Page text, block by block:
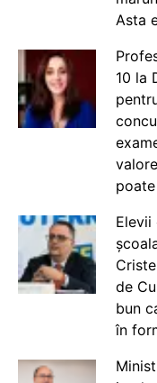
Asta
10 la
Elevii
de
bun
în